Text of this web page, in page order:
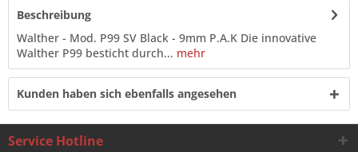
Beschreibung
Walther - Mod. P99 SV Black - 9mm P.A.K Die innovative
Walther P99 besticht durch... mehr
Kunden haben sich ebenfalls angesehen
Service Hotline